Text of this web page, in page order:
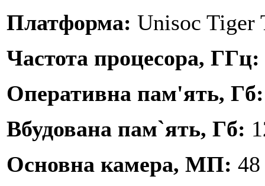
Платформа: Unisoc Tiger
Частота процесора, ГГц:
Оперативна пам'ять,
Вбудована пам`ять, Гб:
Основна камера, МП: 48